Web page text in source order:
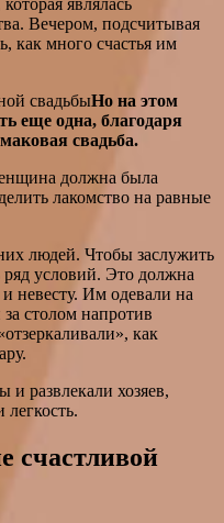
являлась
Вечером, подсчитывая
как много счастья им
Но на этом
еще одна, благодаря
свадьба.
должна была
лакомство на равные
людей. Чтобы заслужить
условий. Это должна
невесту. Им одевали на
столом напротив
как
и развлекали хозяев,
счастливой